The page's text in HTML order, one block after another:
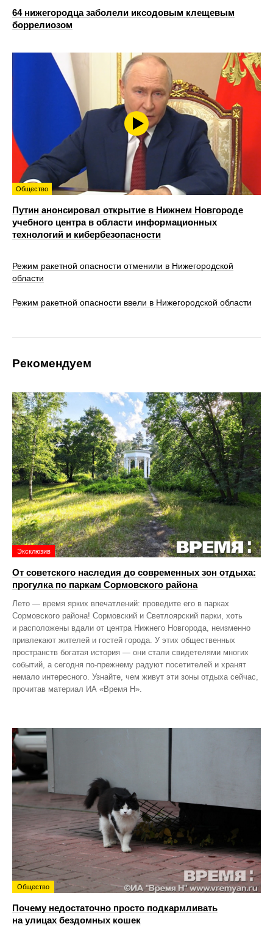
64 нижегородца заболели иксодовым клещевым
боррелиозом
Общество
Путин анонсировал открытие в Нижнем Новгороде
учебного центра в области информационных
технологий и кибербезопасности
Режим ракетной опасности отменили в Нижегородской
области
Режим ракетной опасности ввели в Нижегородской области
Рекомендуем
Эксклюзив
От советского наследия до современных зон отдыха:
прогулка по паркам Сормовского района
Лето — время ярких впечатлений: проведите его в парках
Сормовского района! Сормовский и Светлоярский парки, хоть
и расположены вдали от центра Нижнего Новгорода, неизменно
привлекают жителей и гостей города. У этих общественных
пространств богатая история — они стали свидетелями многих
событий, а сегодня по‑прежнему радуют посетителей и хранят
немало интересного. Узнайте, чем живут эти зоны отдыха сейчас,
прочитав материал ИА «Время Н».
Общество
Почему недостаточно просто подкармливать
на улицах бездомных кошек